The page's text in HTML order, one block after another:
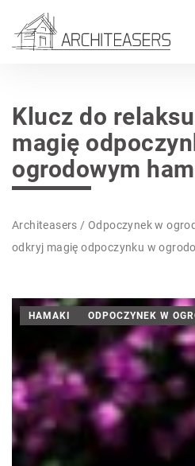
Klucz do
magię
ogrodowym
Architeasers / Odpoczynek w
odkryj magię odpoczynku w
HAMAKI ODPOCZYNEK W